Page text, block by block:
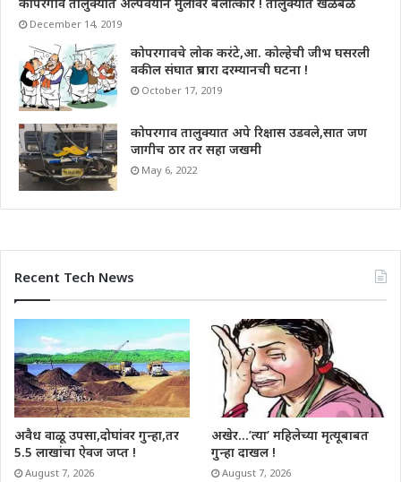
December 14, 2019
कोपरगावचे लोक करंटे,आ. कोल्हेची जीभ घसरली
वकील संघात प्रचारा दरम्यानची घटना !
October 17, 2019
कोपरगाव तालुक्यात अपे रिक्षास उडवले,सात जण
जागीच ठार तर सहा जखमी
May 6, 2022
Recent Tech News
अवैध वाळू उपसा,दोघांवर गुन्हा,तर
5.5 लाखांचा ऐवज जप्त !
August 7, 2026
अखेर…’त्या’ महिलेच्या मृत्यूबाबत
गुन्हा दाखल !
August 7, 2026